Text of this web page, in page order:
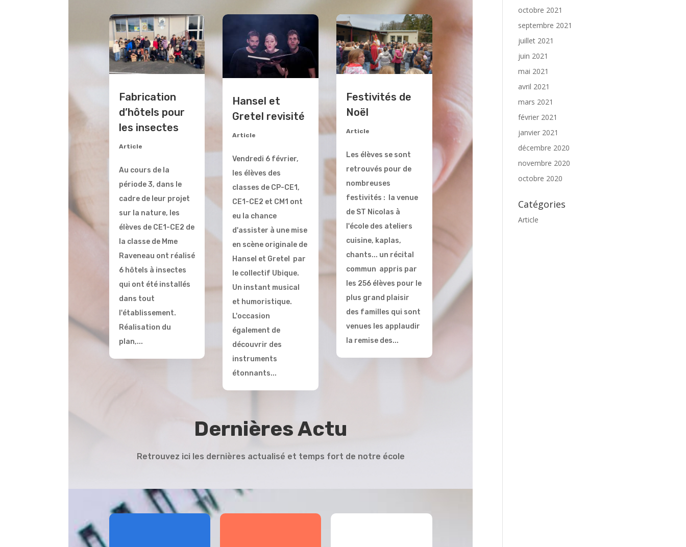
Fabrication
d’hôtels pour
les insectes
Article
Au cours de la
période 3, dans le
cadre de leur projet
sur la nature, les
élèves de CE1-CE2 de
la classe de Mme
Raveneau ont réalisé
6 hôtels à insectes
qui ont été installés
dans tout
l'établissement.
Réalisation du
plan,...
Hansel et
Gretel revisité
Article
Vendredi 6 février,
les élèves des
classes de CP-CE1,
CE1-CE2 et CM1 ont
eu la chance
d'assister à une mise
en scène originale de
Hansel et Gretel par
le collectif Ubique.
Un instant musical
et humoristique.
L'occasion
également de
découvrir des
instruments
étonnants...
Festivités de
Noël
Article
Les élèves se sont
retrouvés pour de
nombreuses
festivités : la venue
de ST Nicolas à
l'école des ateliers
cuisine, kaplas,
chants... un récital
commun appris par
les 256 élèves pour le
plus grand plaisir
des familles qui sont
venues les applaudir
la remise des...
Dernières Actu
Retrouvez ici les dernières actualisé et temps fort de notre école
octobre 2021
septembre 2021
juillet 2021
juin 2021
mai 2021
avril 2021
mars 2021
février 2021
janvier 2021
décembre 2020
novembre 2020
octobre 2020
Catégories
Article